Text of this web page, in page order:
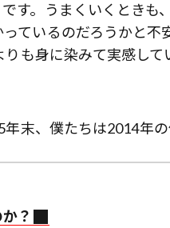
す。うまくいくときも
ているのだろうかと不
も身に染みて実感して
末、僕たちは2014年
？